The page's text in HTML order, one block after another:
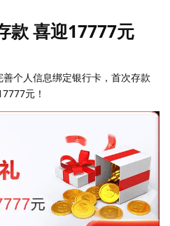
款 喜迎17777元
个人信息绑定银行卡，首次存款
元！